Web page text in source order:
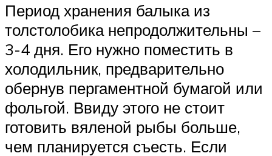
Период хранения балыка из
толстолобика непродолжительны –
3-4 дня. Его нужно поместить в
холодильник, предварительно
обернув пергаментной бумагой или
фольгой. Ввиду этого не стоит
готовить вяленой рыбы больше,
чем планируется съесть. Если